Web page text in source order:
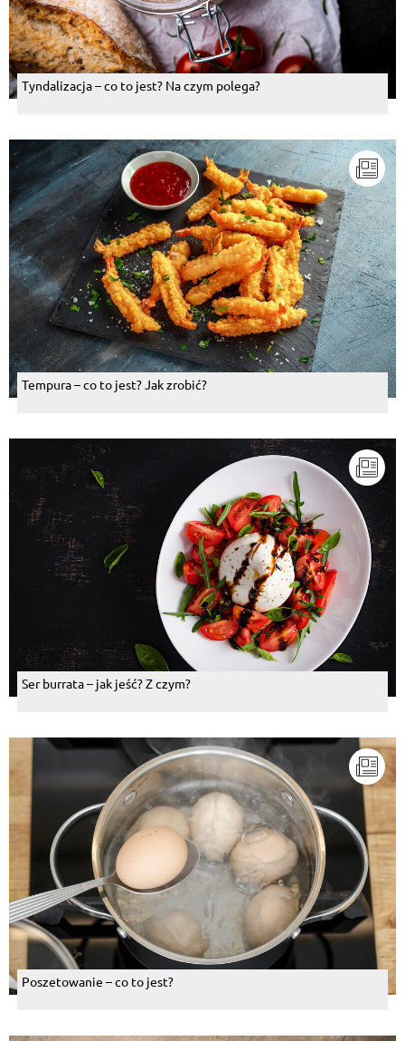
Tyndalizacja – co to jest? Na czym polega?
Tempura – co to jest? Jak zrobić?
Ser burrata – jak jeść? Z czym?
Poszetowanie – co to jest?